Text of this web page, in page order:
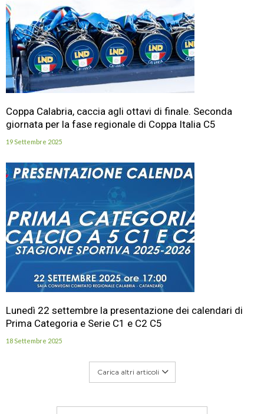
Coppa Calabria, caccia agli ottavi di finale. Seconda
giornata per la fase regionale di Coppa Italia C5
19 Settembre 2025
Lunedì 22 settembre la presentazione dei calendari di
Prima Categoria e Serie C1 e C2 C5
18 Settembre 2025
Carica altri articoli